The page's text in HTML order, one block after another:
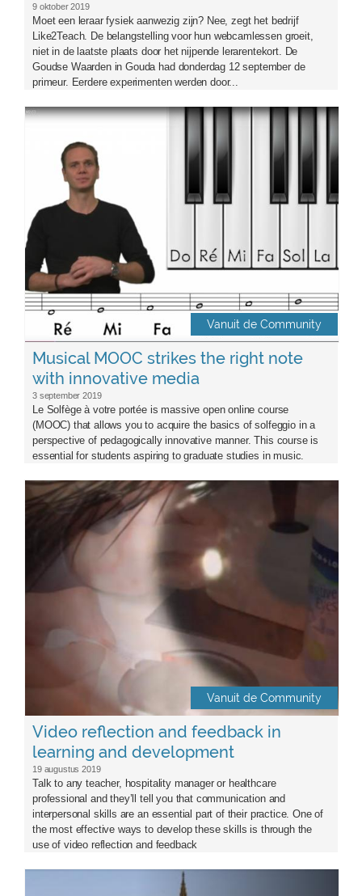
9 oktober 2019
Moet een leraar fysiek aanwezig zijn? Nee, zegt het bedrijf
Like2Teach. De belangstelling voor hun webcamlessen groeit,
niet in de laatste plaats door het nijpende lerarentekort. De
Goudse Waarden in Gouda had donderdag 12 september de
primeur. Eerdere experimenten werden door...
musique_mooc1-1024x574.png
Vanuit de Community
Musical MOOC strikes the right note
with innovative media
3 september 2019
Le Solfège à votre portée is massive open online course
(MOOC) that allows you to acquire the basics of solfeggio in a
perspective of pedagogically innovative manner. This course is
essential for students aspiring to graduate studies in music.
vidoe_reflection.jpg
Vanuit de Community
Video reflection and feedback in
learning and development
19 augustus 2019
Talk to any teacher, hospitality manager or healthcare
professional and they’ll tell you that communication and
interpersonal skills are an essential part of their practice. One of
the most effective ways to develop these skills is through the
use of video reflection and feedback
time_to_broaden.jpg